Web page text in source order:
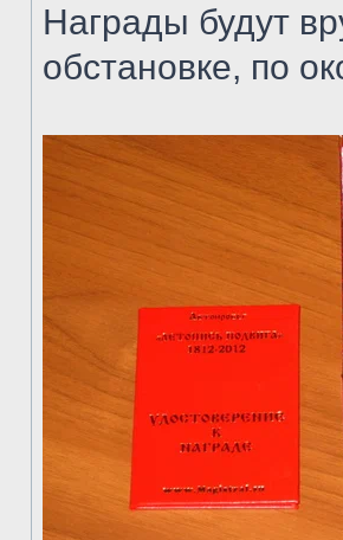
Награды будут
обстановке, по